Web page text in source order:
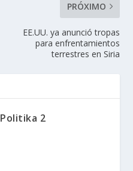
PRÓXIMO
EE.UU. ya anunció tropas
para enfrentamientos
terrestres en Siria
Politika 2